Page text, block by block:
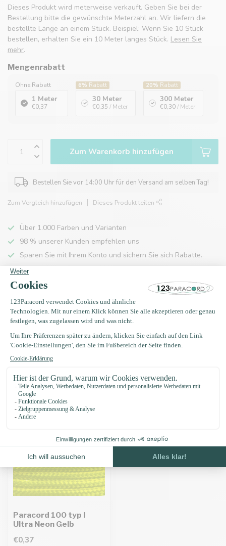
Dieses Produkt wird meterweise verkauft. Geben Sie bei der
Bestellung bitte die gewünschte Meterzahl an. Wir liefern die
bestellte Länge an einem Stück. Beispiel: Wenn Sie 10 Stück
bestellen, erhalten Sie ein 10 Meter langes Stück. Lesen Sie
mehr.
Mengenrabatt
Ohne Rabatt
1 Meter
€0,37
6% Rabatt
30 Meter
€0,35 / Meter
20% Rabatt
300 Meter
€0,30/ Meter
Zum Warenkorb hinzufügen
Bestellen Sie vor 14:00 Uhr für den Versand am selben Tag!
Zum Vergleich hinzufügen Dieses Produkt teilen
Über 1.000 Farben und Varianten
98 % unserer Kunden empfehlen uns
Sparen Sie mit Ihrem Konto und sichern Sie sich Rabatte.
Kostenlose Lieferung nach Hause ab 150 €
Produktbeschreibung
Zuletzt angesehen
Paracord 100 typ I
Ultra Neon Gelb
€0,37